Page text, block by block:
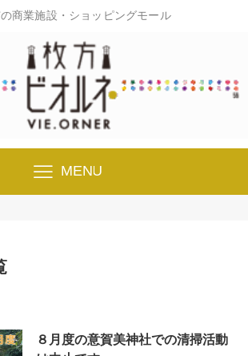
商業施設・ショッピングモール
MENU
８月度の意賀美神社での清掃活動